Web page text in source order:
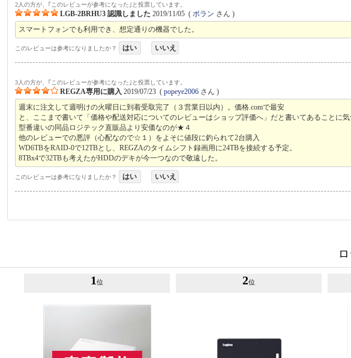
2人の方が、｢このレビューが参考になった｣と投票しています。
LGB-2BRHU3 認識しました 2019/11/05 (ボラン さん )
スマートフォンでも利用でき、想定通りの機器でした。
このレビューは参考になりましたか？ はい いいえ
3人の方が、｢このレビューが参考になった｣と投票しています。
REGZA専用に購入 2019/07/23 (popeye2006 さん )
週末に注文して週明けの火曜日に到着受取完了（３営業日以内）。価格.comで最安
と、ここまで書いて「価格や配送対応についてのレビューはショップ評価へ」だと書いてあることに気
型番違いの同品ロジテック直販品より安価なのが★４
他のレビューでの悪評（心配なので☆１）をよそに値段に釣られて2台購入
WD6TBをRAID-0で12TBとし、REGZAのタイムシフト録画用に24TBを接続する予定。
8TBx4で32TBも考えたがHDDのデキが今一つなので敬遠した。
このレビューは参考になりましたか？ はい いいえ
1 位 2位